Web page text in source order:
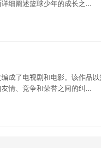
细阐述篮球少年的成长之…
成了电视剧和电影。该作品
情、竞争和荣誉之间的纠…